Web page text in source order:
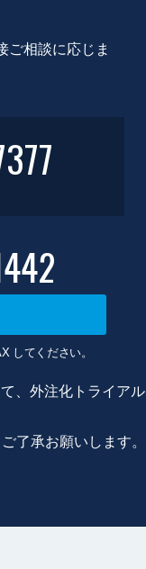
ご相談に応じま
してください。
、外注化トライアル
了承お願いします。